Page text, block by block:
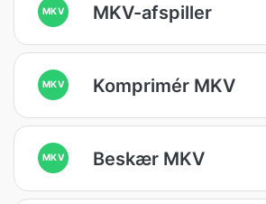
MKV MKV-afspiller
MKV Komprimér MKV
MKV Beskær MKV